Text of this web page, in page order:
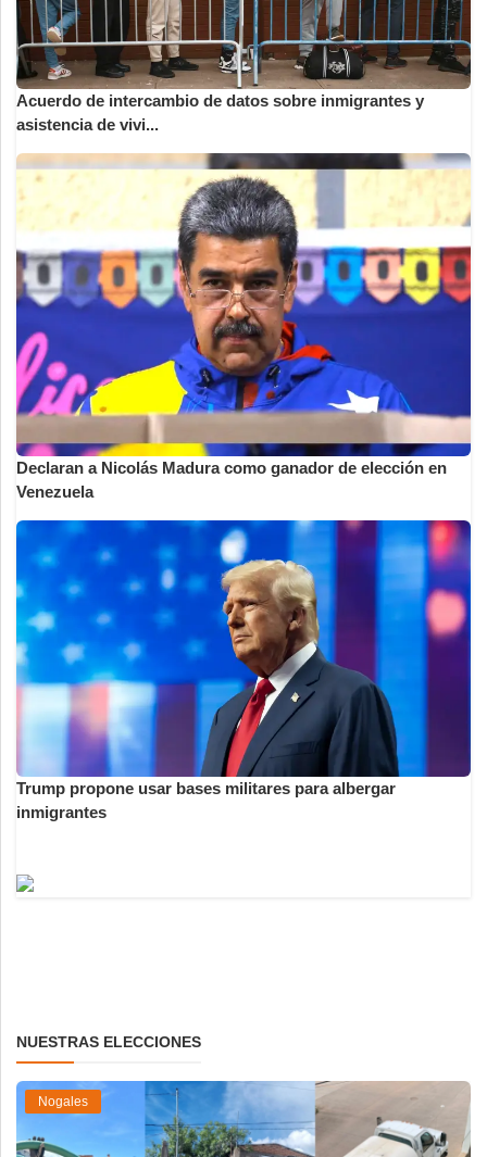
Acuerdo de intercambio de datos sobre inmigrantes y
asistencia de vivi...
Declaran a Nicolás Madura como ganador de elección en
Venezuela
Trump propone usar bases militares para albergar
inmigrantes
NUESTRAS ELECCIONES
Nogales